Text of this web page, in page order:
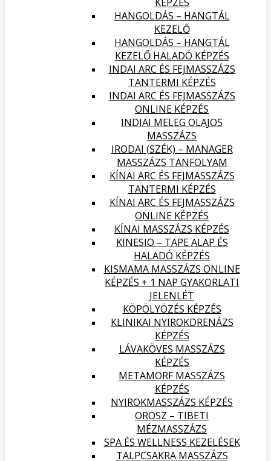
HANGOLDÁS – HANGTÁL
KEZELŐ
HANGOLDÁS – HANGTÁL
KEZELŐ HALADÓ KÉPZÉS
INDAI ARC ÉS FEJMASSZÁZS
TANTERMI KÉPZÉS
INDAI ARC ÉS FEJMASSZÁZS
ONLINE KÉPZÉS
INDIAI MELEG OLAJOS
MASSZÁZS
IRODAI (SZÉK) – MANAGER
MASSZÁZS TANFOLYAM
KÍNAI ARC ÉS FEJMASSZÁZS
TANTERMI KÉPZÉS
KÍNAI ARC ÉS FEJMASSZÁZS
ONLINE KÉPZÉS
KÍNAI MASSZÁZS KÉPZÉS
KINESIO – TAPE ALAP ÉS
HALADÓ KÉPZÉS
KISMAMA MASSZÁZS ONLINE
KÉPZÉS + 1 NAP GYAKORLATI
JELENLÉT
KÖPÖLYÖZÉS KÉPZÉS
KLINIKAI NYIROKDRENÁZS
KÉPZÉS
LÁVAKÖVES MASSZÁZS
KÉPZÉS
METAMORF MASSZÁZS
KÉPZÉS
NYIROKMASSZÁZS KÉPZÉS
OROSZ – TIBETI
MÉZMASSZÁZS
SPA ÉS WELLNESS KEZELÉSEK
TALPCSAKRA MASSZÁZS